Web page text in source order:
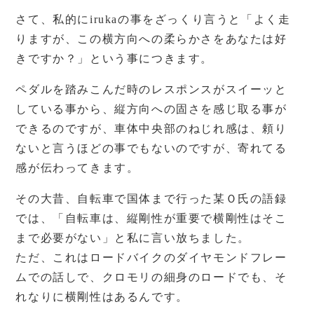
さて、私的にirukaの事をざっくり言うと「よく走
りますが、この横方向への柔らかさをあなたは好
きですか？」という事につきます。
ペダルを踏みこんだ時のレスポンスがスイーッと
している事から、縦方向への固さを感じ取る事が
できるのですが、車体中央部のねじれ感は、頼り
ないと言うほどの事でもないのですが、寄れてる
感が伝わってきます。
その大昔、自転車で国体まで行った某Ｏ氏の語録
では、「自転車は、縦剛性が重要で横剛性はそこ
まで必要がない」と私に言い放ちました。
ただ、これはロードバイクのダイヤモンドフレー
ムでの話しで、クロモリの細身のロードでも、そ
れなりに横剛性はあるんです。